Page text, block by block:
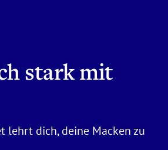
stark mit
lehrt dich, deine Macken zu